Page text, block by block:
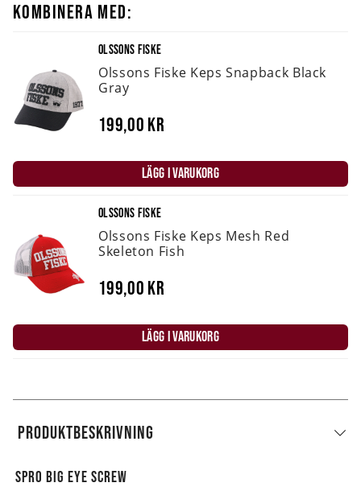
KOMBINERA MED:
OLSSONS FISKE
Olssons Fiske Keps Snapback Black
Gray
199,00 kr
LÄGG I VARUKORG
OLSSONS FISKE
Olssons Fiske Keps Mesh Red
Skeleton Fish
199,00 kr
LÄGG I VARUKORG
PRODUKTBESKRIVNING
SPRO BIG EYE SCREW